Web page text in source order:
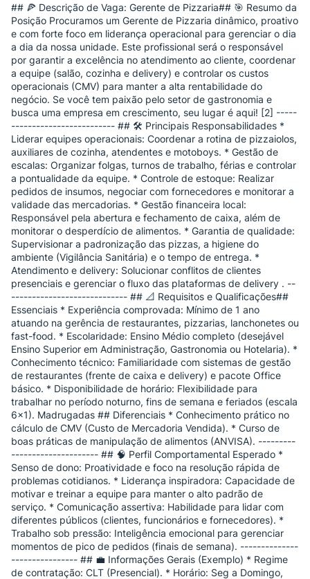
## 🍕 Descrição de Vaga: Gerente de Pizzaria## 🎯 Resumo da
Posição Procuramos um Gerente de Pizzaria dinâmico, proativo
e com forte foco em liderança operacional para gerenciar o dia
a dia da nossa unidade. Este profissional será o responsável
por garantir a excelência no atendimento ao cliente, coordenar
a equipe (salão, cozinha e delivery) e controlar os custos
operacionais (CMV) para manter a alta rentabilidade do
negócio. Se você tem paixão pelo setor de gastronomia e
busca uma empresa em crescimento, seu lugar é aqui! [2] -----
------------------------- ## 🛠️ Principais Responsabilidades *
Liderar equipes operacionais: Coordenar a rotina de pizzaiolos,
auxiliares de cozinha, atendentes e motoboys. * Gestão de
escalas: Organizar folgas, turnos de trabalho, férias e controlar
a pontualidade da equipe. * Controle de estoque: Realizar
pedidos de insumos, negociar com fornecedores e monitorar a
validade das mercadorias. * Gestão financeira local:
Responsável pela abertura e fechamento de caixa, além de
monitorar o desperdício de alimentos. * Garantia de qualidade:
Supervisionar a padronização das pizzas, a higiene do
ambiente (Vigilância Sanitária) e o tempo de entrega. *
Atendimento e delivery: Solucionar conflitos de clientes
presenciais e gerenciar o fluxo das plataformas de delivery . --
---------------------------- ## 📐 Requisitos e Qualificações##
Essenciais * Experiência comprovada: Mínimo de 1 ano
atuando na gerência de restaurantes, pizzarias, lanchonetes ou
fast-food. * Escolaridade: Ensino Médio completo (desejável
Ensino Superior em Administração, Gastronomia ou Hotelaria). *
Conhecimento técnico: Familiaridade com sistemas de gestão
de restaurantes (frente de caixa e delivery) e pacote Office
básico. * Disponibilidade de horário: Flexibilidade para
trabalhar no período noturno, fins de semana e feriados (escala
6x1). Madrugadas ## Diferenciais * Conhecimento prático no
cálculo de CMV (Custo de Mercadoria Vendida). * Curso de
boas práticas de manipulação de alimentos (ANVISA). ---------
--------------------- ## 🧠 Perfil Comportamental Esperado *
Senso de dono: Proatividade e foco na resolução rápida de
problemas cotidianos. * Liderança inspiradora: Capacidade de
motivar e treinar a equipe para manter o alto padrão de
serviço. * Comunicação assertiva: Habilidade para lidar com
diferentes públicos (clientes, funcionários e fornecedores). *
Trabalho sob pressão: Inteligência emocional para gerenciar
momentos de pico de pedidos (finais de semana). --------------
---------------- ## 💼 Informações Gerais (Exemplo) * Regime
de contratação: CLT (Presencial). * Horário: Seg a Domingo,